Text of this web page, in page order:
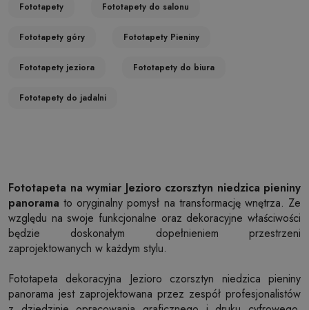
Fototapety Fototapety do salonu
Fototapety góry Fototapety Pieniny
Fototapety jeziora Fototapety do biura
Fototapety do jadalni
Fototapeta na wymiar Jezioro czorsztyn niedzica pieniny
panorama to oryginalny pomysł na transformację wnętrza. Ze
względu na swoje funkcjonalne oraz dekoracyjne właściwości
będzie doskonałym dopełnieniem przestrzeni
zaprojektowanych w każdym stylu.
Fototapeta dekoracyjna Jezioro czorsztyn niedzica pieniny
panorama jest zaprojektowana przez zespół profesjonalistów